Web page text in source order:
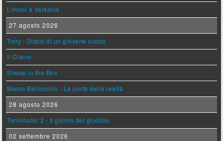
Limoni a Varsavia
27 agosto 2026
Tony - Diario di un giovane cuoco
Il Cileno
Sheep in the Box
Marco Bellocchio - La porta della realtà
28 agosto 2026
Terminator 2 - Il giorno del giudizio
02 settembre 2026